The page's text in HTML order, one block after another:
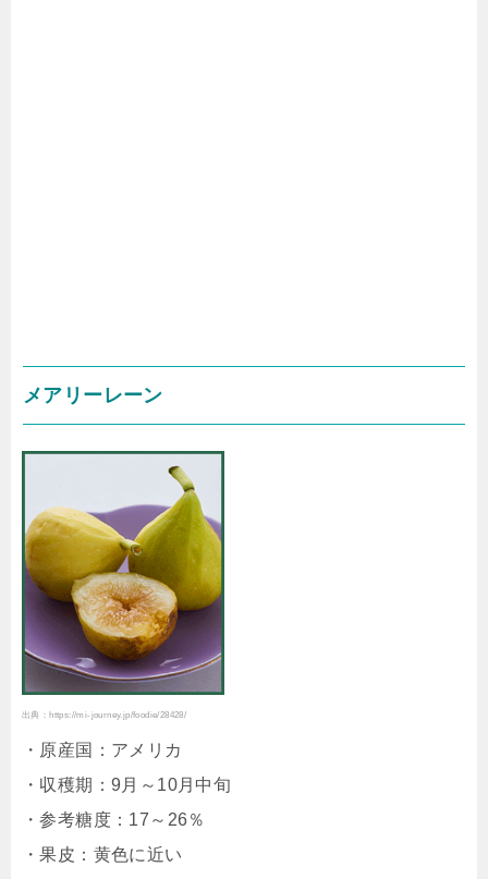
メアリーレーン
出典：https://mi-journey.jp/foodie/28428/
・原産国：アメリカ
・収穫期：9月～10月中旬
・参考糖度：17～26％
・果皮：黄色に近い